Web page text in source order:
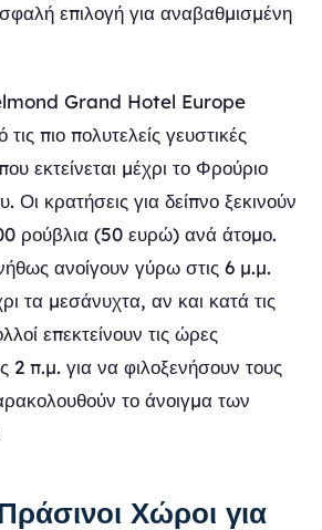
επιλογή για αναβαθμισμένη
Grand Hotel Europe
πιο πολυτελείς γευστικές
εκτείνεται μέχρι το Φρούριο
Οι κρατήσεις για δείπνο ξεκινούν
ρούβλια (50 ευρώ) ανά άτομο.
ανοίγουν γύρω στις 6 μ.μ.
τα μεσάνυχτα, αν και κατά τις
επεκτείνουν τις ώρες
2 π.μ. για να φιλοξενήσουν τους
το άνοιγμα των
Χώροι για